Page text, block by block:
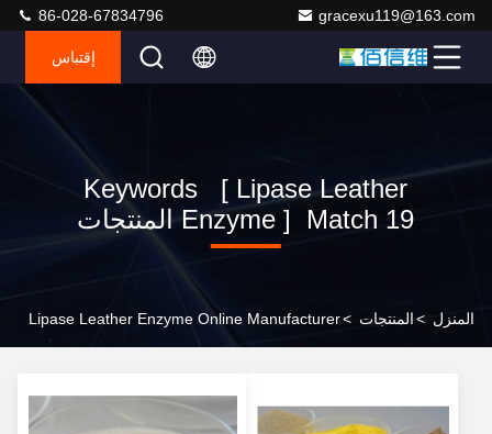
gracexu119@163.com
86-028-67834796
إقتباس
Keywords [ Lipase Leather
Enzyme ] Match 19 المنتجات
المنزل >المنتجات >
Lipase Leather Enzyme Online Manufacturer